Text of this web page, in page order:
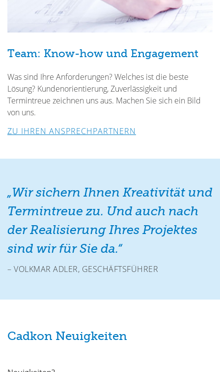
Team: Know-how und Engagement
Was sind Ihre Anforderungen? Welches ist die beste
Lösung? Kundenorientierung, Zuverlässigkeit und
Termintreue zeichnen uns aus. Machen Sie sich ein Bild
von uns.
ZU IHREN ANSPRECHPARTNERN
„Wir sichern Ihnen Kreativität und
Termintreue zu. Und auch nach
der Realisierung Ihres Projektes
sind wir für Sie da.“
– VOLKMAR ADLER, GESCHÄFTSFÜHRER
Cadkon Neuigkeiten